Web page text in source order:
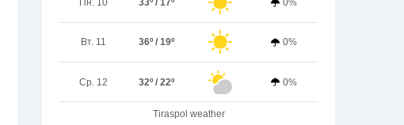
Пн. 10 33º / 17º 0%
Вт. 11 36º / 19º 0%
Ср. 12 32º / 22º 0%
Tiraspol weather